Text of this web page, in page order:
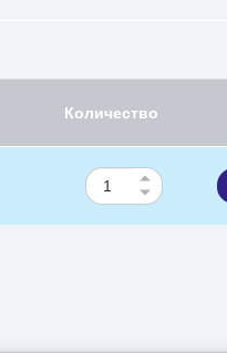
Количество